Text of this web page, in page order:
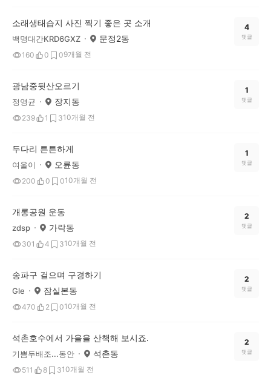
소래생태습지 사진 찍기 좋은 곳 소개
백명대간KRD6GXZ 문정2동
160 0 09개월 전
4
댓글
광남중뒷산오르기
정영균 장지동
239 1 310개월 전
1
댓글
두다리 튼튼하게
여울이 오륜동
200 0 010개월 전
1
댓글
개롱공원 운동
zdsp 가락동
301 4 310개월 전
2
댓글
송파구 걸으며 구경하기
Gle 잠실본동
470 2 010개월 전
2
댓글
석촌호수에서 가을을 산책해 보시죠.
기쁨두배조...동안 석촌동
511 8 310개월 전
2
댓글